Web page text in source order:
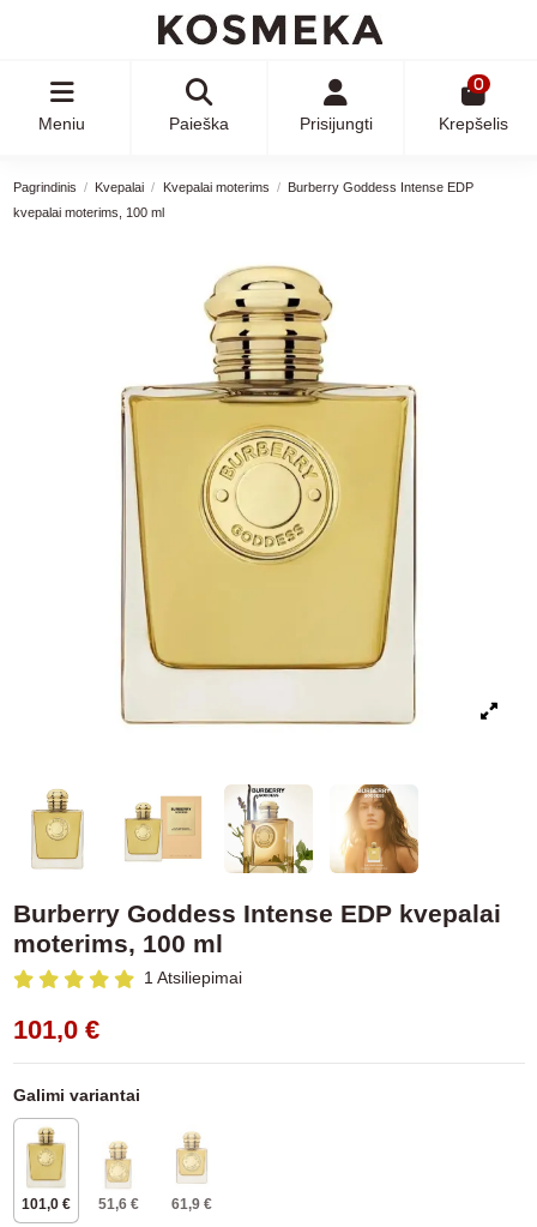
Meniu Paieška Prisijungti
0
Krepšelis
Pagrindinis Kvepalai Kvepalai moterims
Burberry Goddess Intense EDP
kvepalai moterims, 100 ml
Burberry Goddess Intense EDP kvepalai
moterims, 100 ml
1 Atsiliepimai
101,0 €
Galimi variantai
101,0 € 51,6 € 61,9 €